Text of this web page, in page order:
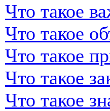
Что такое
Что такое
Что такое
Что такое
Что такое